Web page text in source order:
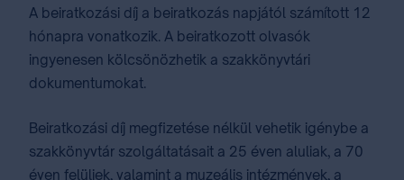
A beiratkozási díj a beiratkozás napjától számított 12
hónapra vonatkozik. A beiratkozott olvasók
ingyenesen kölcsönözhetik a szakkönyvtári
dokumentumokat.
Beiratkozási díj megfizetése nélkül vehetik igénybe a
szakkönyvtár szolgáltatásait a 25 éven aluliak, a 70
éven felüliek, valamint a muzeális intézmények, a